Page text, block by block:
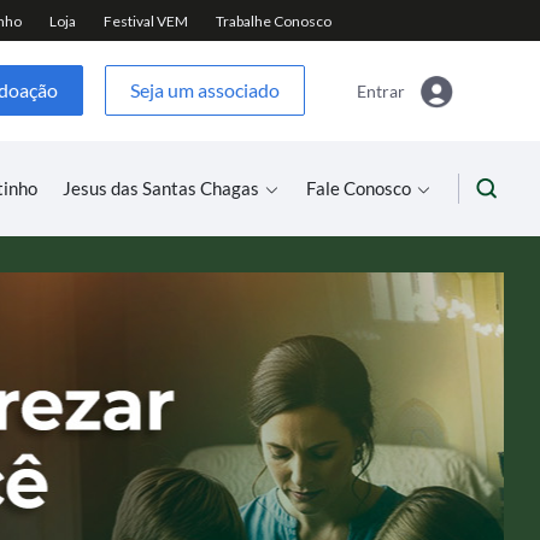
Seja um associado Entrar
Jesus das Santas Chagas Fale Conosco